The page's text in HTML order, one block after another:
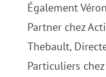
Également
Partner chez
Thebault,
Particuliers chez